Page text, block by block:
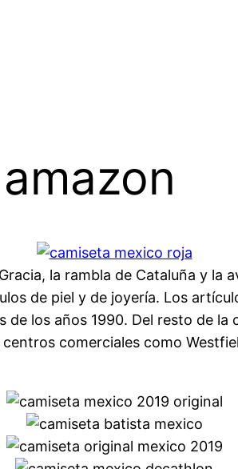
la rambla de Cataluña y la
de piel y de joyería. Los
los años 1990. Del resto de
comerciales como